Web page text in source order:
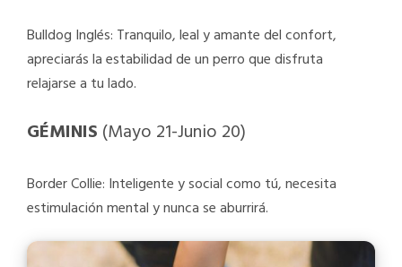
Bulldog Inglés: Tranquilo, leal y amante del confort,
apreciarás la estabilidad de un perro que disfruta
relajarse a tu lado.
GÉMINIS (Mayo 21-Junio 20)
Border Collie: Inteligente y social como tú, necesita
estimulación mental y nunca se aburrirá.